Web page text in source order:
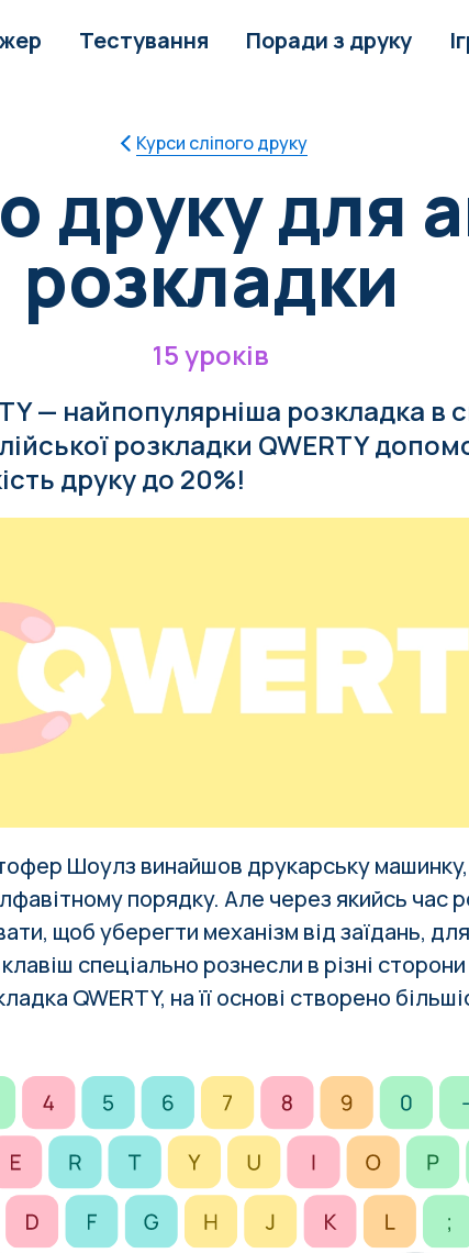
Тестування Поради з друку
Курси сліпого друку
друку для
розкладки
15 уроків
— найпопулярніша розкладка в
розкладки QWERTY
друку до 20%!
Шоулз винайшов друкарську машинку,
порядку. Але через якийсь час
щоб уберегти механізм від заїдань,
спеціально рознесли в різні
QWERTY, на її основі створено